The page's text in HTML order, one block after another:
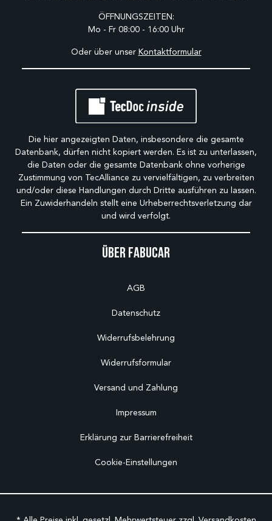
Über Fabucar
AGB
Datenschutz
Widerrufsbelehrung
Widerrufsformular
Versand und Zahlung
Impressum
Erklärung zur Barrierefreiheit
Cookie-Einstellungen
ÖFFNUNGSZEITEN:
Mo - Fr 08:00 - 16:00 Uhr
Oder über unser Kontaktformular
Die hier angezeigten Daten, insbesondere die gesamte
Datenbank, dürfen nicht kopiert werden. Es ist zu unterlassen,
die Daten oder die gesamte Datenbank ohne vorherige
Zustimmung von TecAlliance zu vervielfältigen, zu verbreiten
und/oder diese Handlungen durch Dritte ausführen zu lassen.
Ein Zuwiderhandeln stellt eine Urheberrechtsverletzung dar
und wird verfolgt.